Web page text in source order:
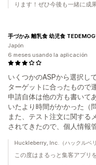
ります！ぜひ今後も一緒に成
いくつかのASPから選択し
ターゲットに合ったもので
申請自体は他の方も書いて
いたより時間がかかった（
また、テスト注文に関する
されてきたので、個人情報
手づかみ 離乳食 幼児食
Japón
6 meses usando la aplicación
Huckleberry, Inc.（ハックルベ
この度はまるっと集客アプリ